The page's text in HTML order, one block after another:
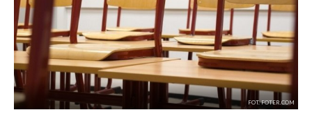
FOT. FOTER.COM